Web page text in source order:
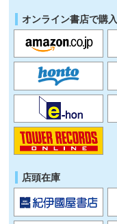
オンライン書店で購入
店頭在庫